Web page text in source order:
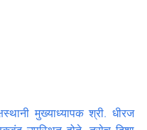
मुख्याध्यापक श्री. धीरज